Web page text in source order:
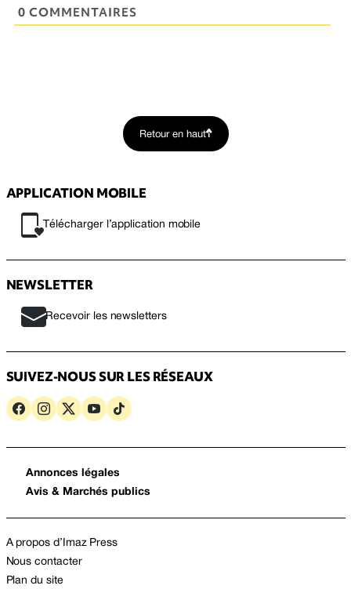
0 COMMENTAIRES
Retour en haut
APPLICATION MOBILE
Télécharger l’application mobile
NEWSLETTER
Recevoir les newsletters
SUIVEZ-NOUS SUR LES RÉSEAUX
Annonces légales
Avis & Marchés publics
A propos d’Imaz Press
Nous contacter
Plan du site